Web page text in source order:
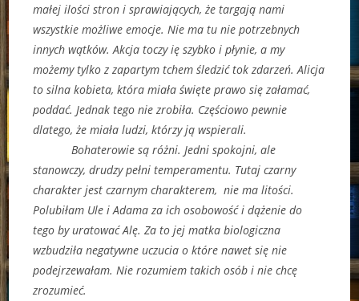
małej ilości stron i sprawiających, że targają nami
wszystkie możliwe emocje. Nie ma tu nie potrzebnych
innych wątków. Akcja toczy ię szybko i płynie, a my
możemy tylko z zapartym tchem śledzić tok zdarzeń. Alicja
to silna kobieta, która miała święte prawo się załamać,
poddać. Jednak tego nie zrobiła. Częściowo pewnie
dlatego, że miała ludzi, którzy ją wspierali.
Bohaterowie są różni. Jedni spokojni, ale
stanowczy, drudzy pełni temperamentu. Tutaj czarny
charakter jest czarnym charakterem, nie ma litości.
Polubiłam Ule i Adama za ich osobowość i dążenie do
tego by uratować Alę. Za to jej matka biologiczna
wzbudziła negatywne uczucia o które nawet się nie
podejrzewałam. Nie rozumiem takich osób i nie chcę
zrozumieć.